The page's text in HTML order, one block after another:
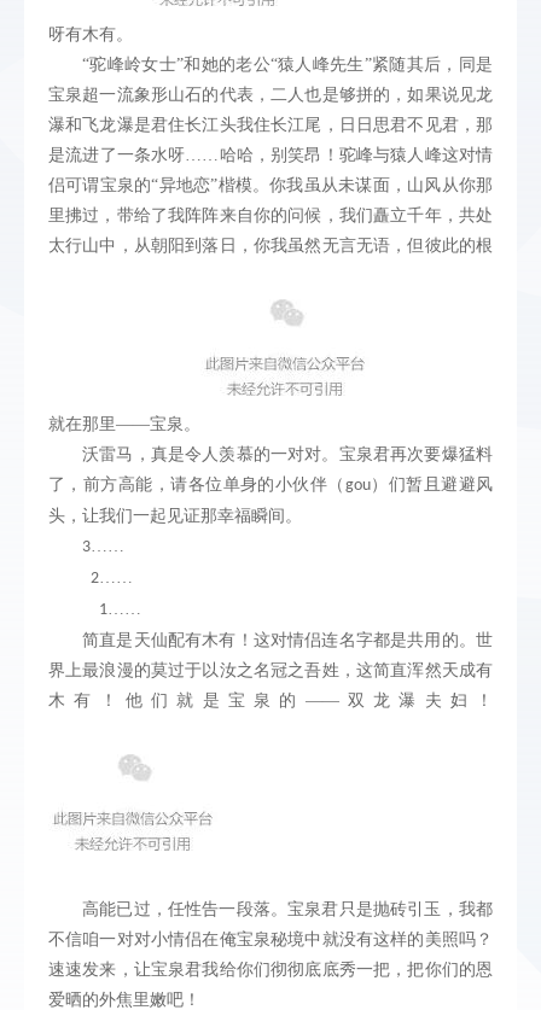
呀有木有。
“驼峰岭女士”和她的老公“猿人峰先生”紧随其后，同是
宝泉超一流象形山石的代表，二人也是够拼的，如果说见龙
瀑和飞龙瀑是君住长江头我住长江尾，日日思君不见君，那
是流进了一条水呀……哈哈，别笑昂！驼峰与猿人峰这对情
侣可谓宝泉的“异地恋”楷模。你我虽从未谋面，山风从你那
里拂过，带给了我阵阵来自你的问候，我们矗立千年，共处
太行山中，从朝阳到落日，你我虽然无言无语，但彼此的根
就在那里——宝泉。
沃雷马，真是令人羡慕的一对对。宝泉君再次要爆猛料
了，前方高能，请各位单身的小伙伴（ gou）们暂且避避风
头，让我们一起见证那幸福瞬间。
3……
2……
1……
简直是天仙配有木有！这对情侣连名字都是共用的。世
界上最浪漫的莫过于以汝之名冠之吾姓，这简直浑然天成有
木有！他们就是宝泉的——双龙瀑夫妇！
高能已过，任性告一段落。宝泉君只是抛砖引玉，我都
不信咱一对对小情侣在俺宝泉秘境中就没有这样的美照吗？
速速发来，让宝泉君我给你们彻彻底底秀一把，把你们的恩
爱晒的外焦里嫩吧！